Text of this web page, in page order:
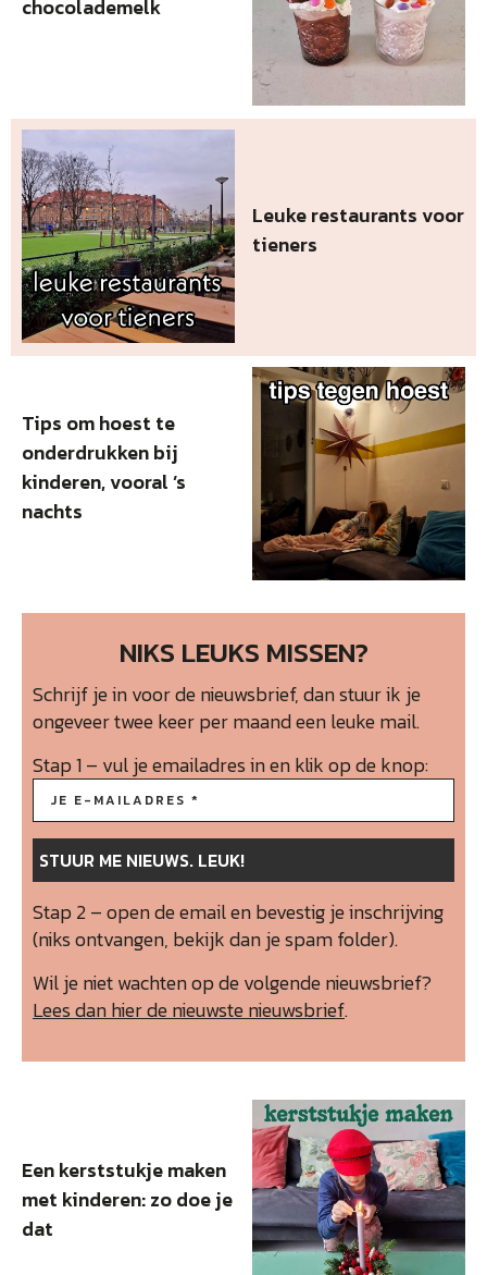
chocolademelk
Leuke restaurants voor
tieners
Tips om hoest te
onderdrukken bij
kinderen, vooral ’s
nachts
NIKS LEUKS MISSEN?
Schrijf je in voor de nieuwsbrief, dan stuur ik je
ongeveer twee keer per maand een leuke mail.
Stap 1 – vul je emailadres in en klik op de knop:
Stap 2 – open de email en bevestig je inschrijving
(niks ontvangen, bekijk dan je spam folder).
Wil je niet wachten op de volgende nieuwsbrief?
Lees dan hier de nieuwste nieuwsbrief.
Een kerststukje maken
met kinderen: zo doe je
dat